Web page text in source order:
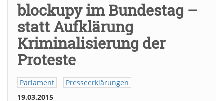
blockupy im Bundestag –
statt Aufklärung
Kriminalisierung der
Proteste
Parlament
Presseerklärungen
19.03.2015